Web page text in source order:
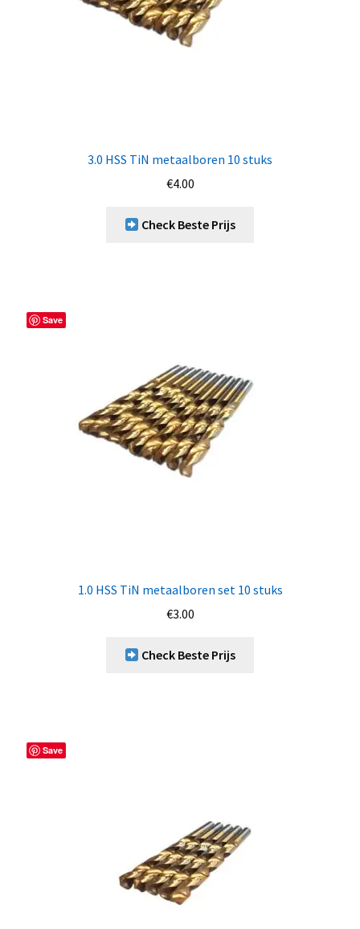
3.0 HSS TiN metaalboren 10 stuks
€4.00
Check Beste Prijs
Save
1.0 HSS TiN metaalboren set 10 stuks
€3.00
Check Beste Prijs
Save